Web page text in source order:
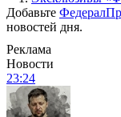
Добавьте
новостей дня.
Реклама
Новости
23:24